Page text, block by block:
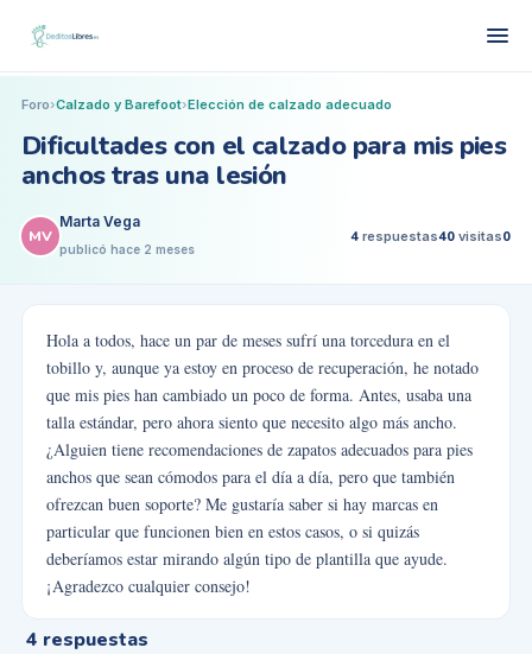
Foro›Calzado y Barefoot›Elección de calzado adecuado
Dificultades con el calzado para mis pies
anchos tras una lesión
MV
Marta Vega
publicó hace 2 meses
4 respuestas40 visitas0
Hola a todos, hace un par de meses sufrí una torcedura en el
tobillo y, aunque ya estoy en proceso de recuperación, he notado
que mis pies han cambiado un poco de forma. Antes, usaba una
talla estándar, pero ahora siento que necesito algo más ancho.
¿Alguien tiene recomendaciones de zapatos adecuados para pies
anchos que sean cómodos para el día a día, pero que también
ofrezcan buen soporte? Me gustaría saber si hay marcas en
particular que funcionen bien en estos casos, o si quizás
deberíamos estar mirando algún tipo de plantilla que ayude.
¡Agradezco cualquier consejo!
4 respuestas